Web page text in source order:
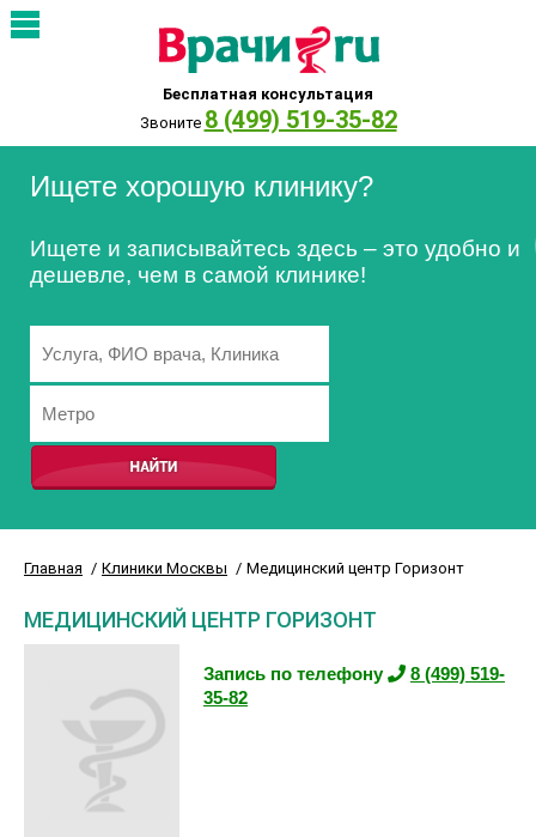
Бесплатная консультация
Звоните 8 (499) 519-35-82
Ищете хорошую клинику?
Ищете и записывайтесь здесь – это удобно и
дешевле, чем в самой клинике!
Главная Клиники Москвы Медицинский центр Горизонт
МЕДИЦИНСКИЙ ЦЕНТР ГОРИЗОНТ
Запись по телефону
8 (499) 519-
35-82